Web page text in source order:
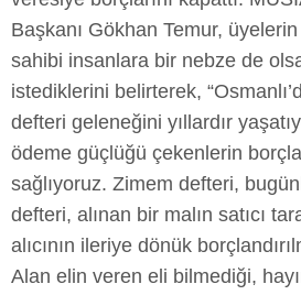
Başkanı Gökhan Temur,
sahibi insanlara bir nebze de
istediklerini belirterek,
defteri geleneğini yıllardır
ödeme güçlüğü çekenlerin
sağlıyoruz. Zimem defteri,
defteri, alınan bir malın satıcı
alıcının ileriye dönük
Alan elin veren eli bilmediği,